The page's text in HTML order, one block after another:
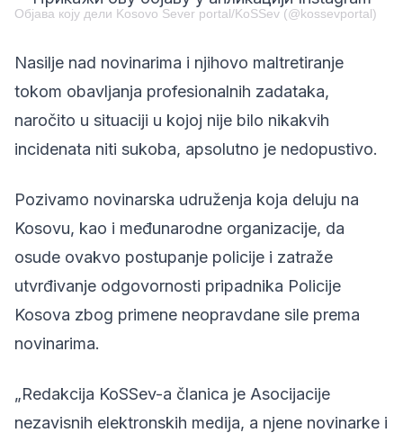
Објава коју дели Kosovo Sever portal/KoSSev (@kossevportal)
Nasilje nad novinarima i njihovo maltretiranje
tokom obavljanja profesionalnih zadataka,
naročito u situaciji u kojoj nije bilo nikakvih
incidenata niti sukoba, apsolutno je nedopustivo.
Pozivamo novinarska udruženja koja deluju na
Kosovu, kao i međunarodne organizacije, da
osude ovakvo postupanje policije i zatraže
utvrđivanje odgovornosti pripadnika Policije
Kosova zbog primene neopravdane sile prema
novinarima.
„Redakcija KoSSev-a članica je Asocijacije
nezavisnih elektronskih medija, a njene novinarke i